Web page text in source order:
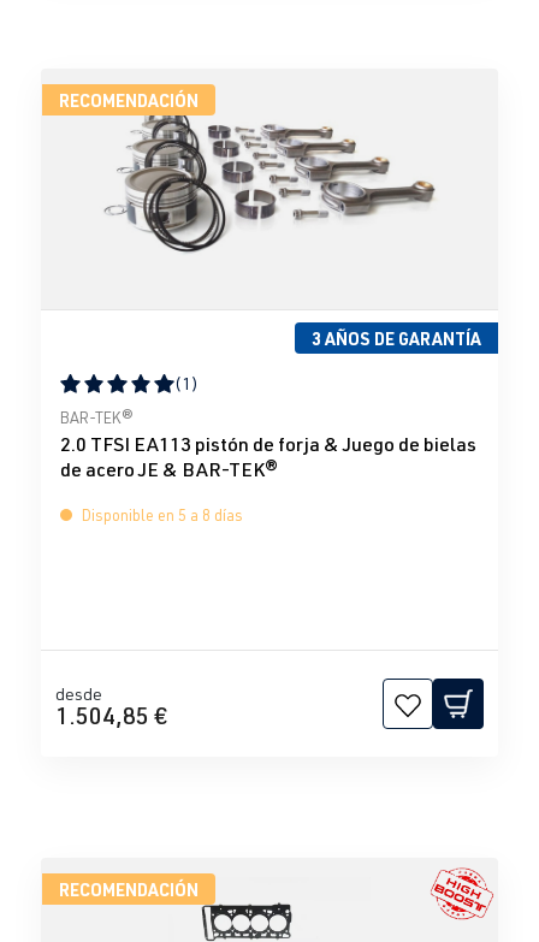
RECOMENDACIÓN
3 AÑOS DE GARANTÍA
Calificación promedio de 5 de 5 estrellas
(1)
BAR-TEK®
2.0 TFSI EA113 pistón de forja & Juego de bielas
de acero JE & BAR-TEK®
Disponible en 5 a 8 días
desde
1.504,85 €
RECOMENDACIÓN